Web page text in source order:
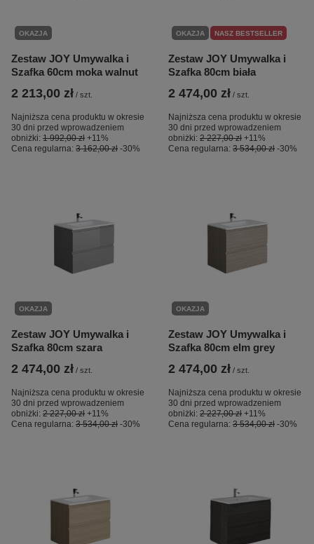
OKAZJA
Zestaw JOY Umywalka i
Szafka 60cm moka walnut
2 213,00 zł / szt.
Najniższa cena produktu w okresie
30 dni przed wprowadzeniem
obniżki: 1 992,00 zł +11%
Cena regularna: 3 162,00 zł -30%
OKAZJA NASZ BESTSELLER
Zestaw JOY Umywalka i
Szafka 80cm biała
2 474,00 zł / szt.
Najniższa cena produktu w okresie
30 dni przed wprowadzeniem
obniżki: 2 227,00 zł +11%
Cena regularna: 3 534,00 zł -30%
OKAZJA
Zestaw JOY Umywalka i
Szafka 80cm szara
2 474,00 zł / szt.
Najniższa cena produktu w okresie
30 dni przed wprowadzeniem
obniżki: 2 227,00 zł +11%
Cena regularna: 3 534,00 zł -30%
OKAZJA
Zestaw JOY Umywalka i
Szafka 80cm elm grey
2 474,00 zł / szt.
Najniższa cena produktu w okresie
30 dni przed wprowadzeniem
obniżki: 2 227,00 zł +11%
Cena regularna: 3 534,00 zł -30%